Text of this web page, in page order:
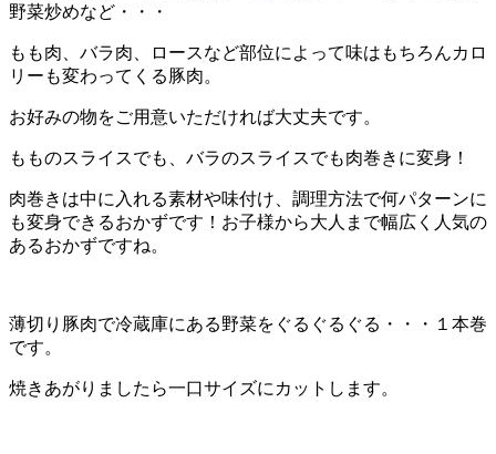
野菜炒めなど・・・
もも肉、バラ肉、ロースなど部位によって味はもちろんカロ
リーも変わってくる豚肉。
お好みの物をご用意いただければ大丈夫です。
もものスライスでも、バラのスライスでも肉巻きに変身！
肉巻きは中に入れる素材や味付け、調理方法で何パターンに
も変身できるおかずです！お子様から大人まで幅広く人気の
あるおかずですね。
薄切り豚肉で冷蔵庫にある野菜をぐるぐるぐる・・・１本巻
です。
焼きあがりましたら一口サイズにカットします。